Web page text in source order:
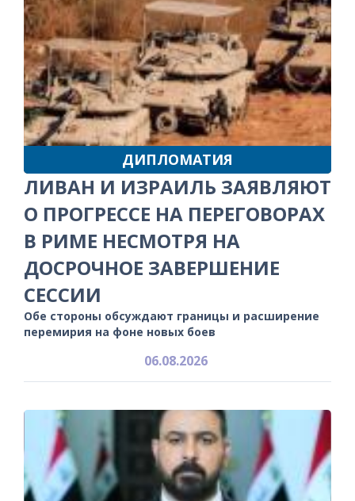
ДИПЛОМАТИЯ
ЛИВАН И ИЗРАИЛЬ ЗАЯВЛЯЮТ
О ПРОГРЕССЕ НА ПЕРЕГОВОРАХ
В РИМЕ НЕСМОТРЯ НА
ДОСРОЧНОЕ ЗАВЕРШЕНИЕ
СЕССИИ
Обе стороны обсуждают границы и расширение
перемирия на фоне новых боев
06.08.2026